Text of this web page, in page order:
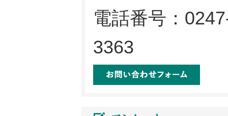
電話番号：
3363